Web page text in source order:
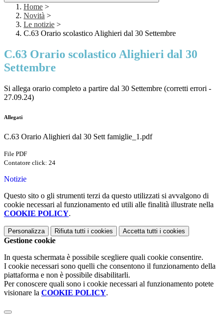
Home >
Novità >
Le notizie >
C.63 Orario scolastico Alighieri dal 30 Settembre
C.63 Orario scolastico Alighieri dal 30
Settembre
Si allega orario completo a partire dal 30 Settembre (corretti errori -
27.09.24)
Allegati
C.63 Orario Alighieri dal 30 Sett famiglie_1.pdf
File PDF
Contatore click: 24
Notizie
Questo sito o gli strumenti terzi da questo utilizzati si avvalgono di
cookie necessari al funzionamento ed utili alle finalità illustrate nella
COOKIE POLICY.
Personalizza Rifiuta tutti i cookies Accetta tutti i cookies
Gestione cookie
In questa schermata è possibile scegliere quali cookie consentire.
I cookie necessari sono quelli che consentono il funzionamento della
piattaforma e non è possibile disabilitarli.
Per conoscere quali sono i cookie necessari al funzionamento potete
visionare la COOKIE POLICY.